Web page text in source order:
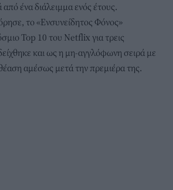
ένα διάλειμμα ενός έτους.
το «Ενσυνείδητος Φόνος»
Top 10 του Netflix για τρεις
και ως η μη-αγγλόφωνη σειρά με
αμέσως μετά την πρεμιέρα της.